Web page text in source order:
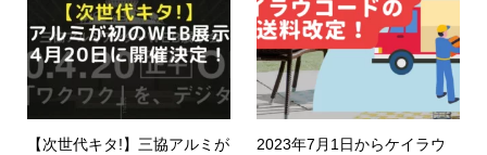
【次世代キタ!】三協アルミが
2023年7月1日からケイラウ